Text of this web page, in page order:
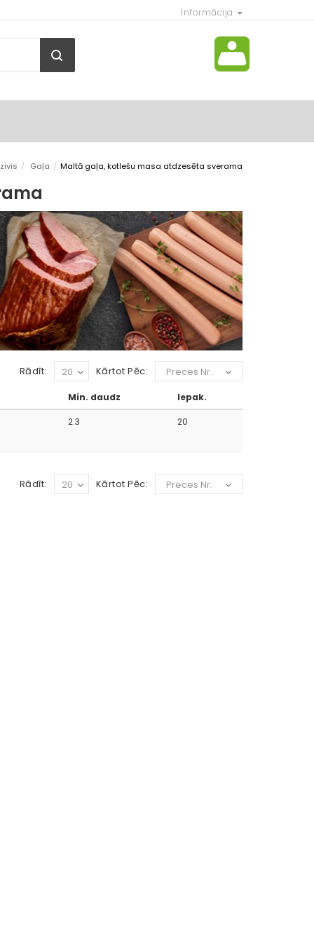
Informācija
/ Gaļa / Maltā gaļa, kotlešu masa atdzesēta sverama
Kārtot Pēc: Preces Nr.
Rādīt: 20
Min. daudz Iepak.
2.3 20
Kārtot Pēc: Preces Nr.
Rādīt: 20